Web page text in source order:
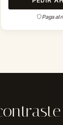
Paga al